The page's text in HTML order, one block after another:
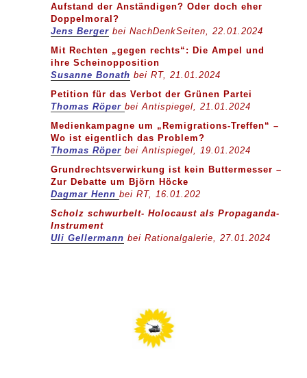
Aufstand der Anständigen? Oder doch eher
Doppelmoral?
Jens Berger bei NachDenkSeiten, 22.01.2024
Mit Rechten „gegen rechts“: Die Ampel und
ihre Scheinopposition
Susanne Bonath bei RT, 21.01.2024
Petition für das Verbot der Grünen Partei
Thomas Röperbei Antispiegel, 21.01.2024
Medienkampagne um „Remigrations-Treffen“ –
Wo ist eigentlich das Problem?
Thomas Röper bei Antispiegel, 19.01.2024
Grundrechtsverwirkung ist kein Buttermesser –
Zur Debatte um Björn Höcke
Dagmar Hennbei RT, 16.01.202
Scholz schwurbelt- Holocaust als Propaganda-
Instrument
Uli Gellermann bei Rationalgalerie, 27.01.2024